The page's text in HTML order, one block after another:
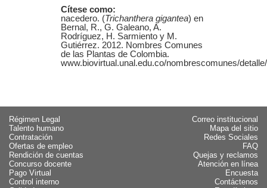
Cítese como:
nacedero. (Trichanthera gigantea) en
Bernal, R., G. Galeano, A.
Rodríguez, H. Sarmiento y M.
Gutiérrez. 2012. Nombres Comunes
de las Plantas de Colombia.
www.biovirtual.unal.edu.co/nombrescomunes/
Régimen Legal
Talento humano
Contratación
Ofertas de empleo
Rendición de cuentas
Concurso docente
Pago Virtual
Control interno
Correo institucional
Mapa del sitio
Redes Sociales
FAQ
Quejas y reclamos
Atención en línea
Encuesta
Contáctenos